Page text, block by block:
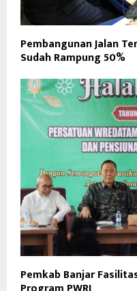
Pembangunan Jalan
Sudah Rampung 50%
Pemkab Banjar